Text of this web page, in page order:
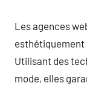
Les agences
esthétiquement
Utilisant des
mode, elles